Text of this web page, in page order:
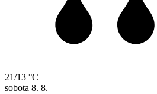
21/13 °C
sobota 8. 8.